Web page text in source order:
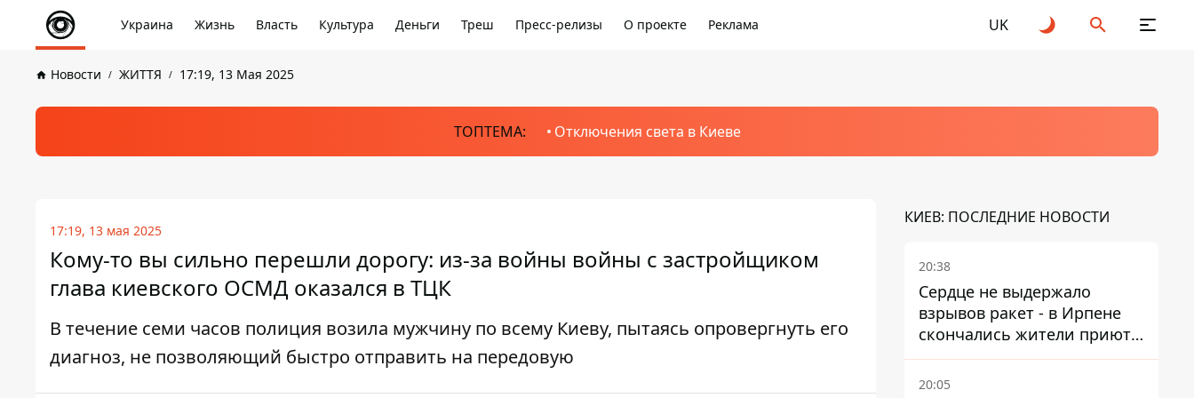
Украина Жизнь Власть Культура Деньги Треш Пресс-релизы О проекте Реклама UK
Новости ЖИТТЯ 17:19, 13 Мая 2025
ТОПТЕМА: Отключения света в Киеве
17:19, 13 мая 2025
Кому-то вы сильно перешли дорогу: из-за войны войны с застройщиком
глава киевского ОСМД оказался в ТЦК
В течение семи часов полиция возила мужчину по всему Киеву, пытаясь опровергнуть его
диагноз, не позволяющий быстро отправить на передовую
КИЕВ: ПОСЛЕДНИЕ НОВОСТИ
20:38
Сердце не выдержало
взрывов ракет - в Ирпене
скончались жители приюта
для собак с инвалидностью
20:05